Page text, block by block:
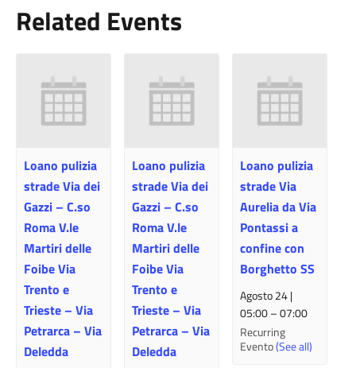
Related Events
Loano pulizia
strade Via dei
Gazzi – C.so
Roma V.le
Martiri delle
Foibe Via
Trento e
Trieste – Via
Petrarca – Via
Deledda
Loano pulizia
strade Via dei
Gazzi – C.so
Roma V.le
Martiri delle
Foibe Via
Trento e
Trieste – Via
Petrarca – Via
Deledda
Loano pulizia
strade Via
Aurelia da Via
Pontassi a
confine con
Borghetto SS
Agosto 24 |
05:00–07:00
Recurring
Evento(See all)